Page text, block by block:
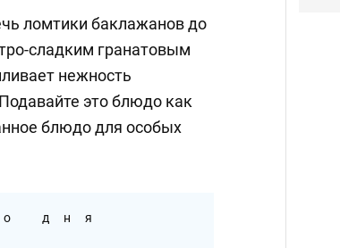
ломтики баклажанов до
сладким гранатовым
нежность
это блюдо как
блюдо для особых
дня